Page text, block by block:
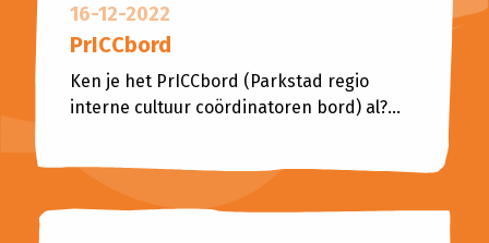
16-12-2022
PrICCbord
Ken je het PrICCbord (Parkstad regio
interne cultuur coördinatoren bord) al?...